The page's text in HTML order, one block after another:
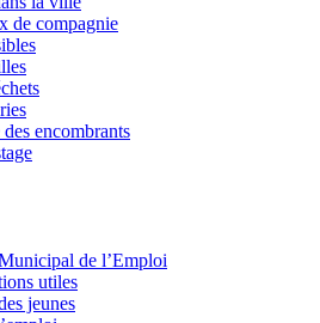
de compagnie
encombrants
de l’Emploi
utiles
jeunes